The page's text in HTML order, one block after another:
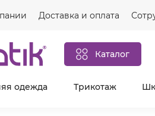
Доставка и оплата
Каталог
одежда Трикотаж